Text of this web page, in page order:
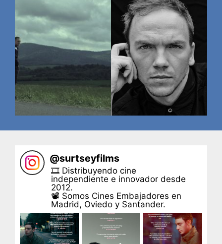
@surtseyfilms
🎞 Distribuyendo cine
independiente e innovador desde
2012.
📽 Somos Cines Embajadores en
Madrid, Oviedo y Santander.